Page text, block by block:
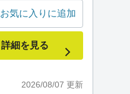
2026/08/07 更新
お気に入りに追加
詳細を見る